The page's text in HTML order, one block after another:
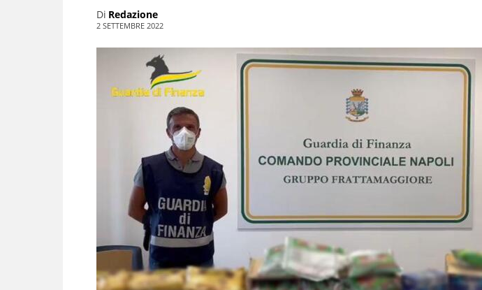
Di Redazione
2 SETTEMBRE 2022